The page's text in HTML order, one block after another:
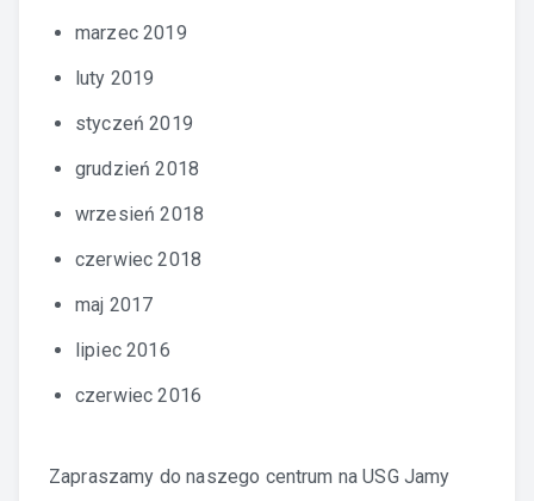
marzec 2019
luty 2019
styczeń 2019
grudzień 2018
wrzesień 2018
czerwiec 2018
maj 2017
lipiec 2016
czerwiec 2016
Zapraszamy do naszego centrum naUSG Jamy